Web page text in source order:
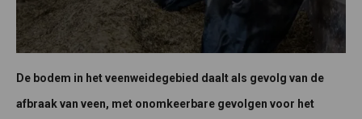
De bodem in het veenweidegebied daalt als gevolg van de
afbraak van veen, met onomkeerbare gevolgen voor het